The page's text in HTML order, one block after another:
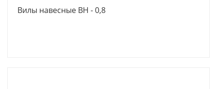
Вилы навесные ВН - 0,8